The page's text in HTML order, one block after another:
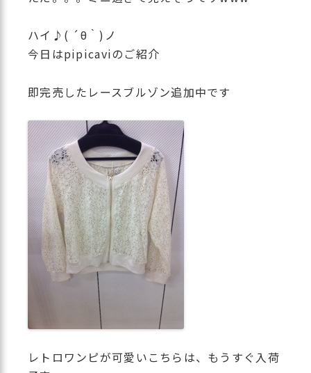
ハイ♪( ´θ｀)ノ
今日はpipicaviのご紹介
即完売したレースブルゾン追加中です
レトロワンピが可愛いこちらは、もうすぐ入荷